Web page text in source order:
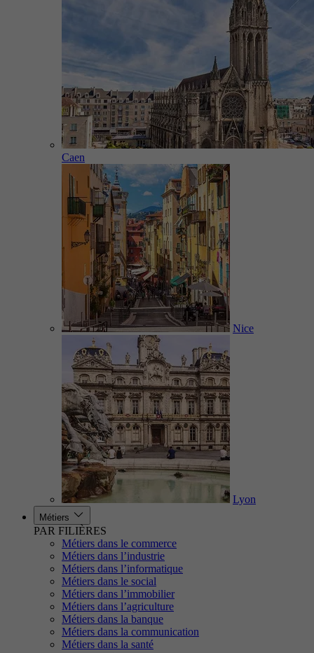
Caen
Nice
Lyon
Métiers
PAR FILIÈRES
Métiers dans le commerce
Métiers dans l’industrie
Métiers dans l’informatique
Métiers dans le social
Métiers dans l’immobilier
Métiers dans l’agriculture
Métiers dans la banque
Métiers dans la communication
Métiers dans la santé